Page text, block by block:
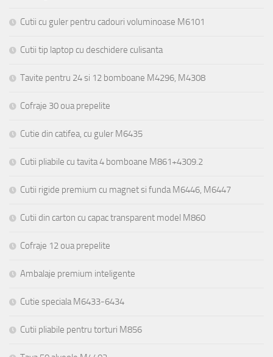
Cutii cu guler pentru cadouri voluminoase M6101
Cutii tip laptop cu deschidere culisanta
Tavite pentru 24 si 12 bomboane M4296, M4308
Cofraje 30 oua prepelite
Cutie din catifea, cu guler M6435
Cutii pliabile cu tavita 4 bomboane M861+4309.2
Cutii rigide premium cu magnet si funda M6446, M6447
Cutii din carton cu capac transparent model M860
Cofraje 12 oua prepelite
Ambalaje premium inteligente
Cutie speciala M6433-6434
Cutii pliabile pentru torturi M856